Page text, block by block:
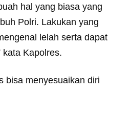
hal yang biasa yang
Polri. Lakukan yang
lelah serta dapat
kata Kapolres.
bisa menyesuaikan diri